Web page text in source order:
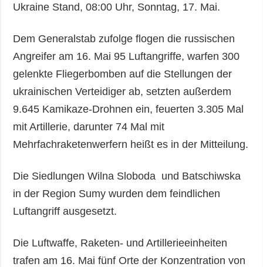
Ukraine Stand, 08:00 Uhr, Sonntag, 17. Mai.
Dem Generalstab zufolge flogen die russischen
Angreifer am 16. Mai 95 Luftangriffe, warfen 300
gelenkte Fliegerbomben auf die Stellungen der
ukrainischen Verteidiger ab, setzten außerdem
9.645 Kamikaze-Drohnen ein, feuerten 3.305 Mal
mit Artillerie, darunter 74 Mal mit
Mehrfachraketenwerfern heißt es in der Mitteilung.
Die Siedlungen Wilna Sloboda und Batschiwska
in der Region Sumy wurden dem feindlichen
Luftangriff ausgesetzt.
Die Luftwaffe, Raketen- und Artillerieeinheiten
trafen am 16. Mai fünf Orte der Konzentration von